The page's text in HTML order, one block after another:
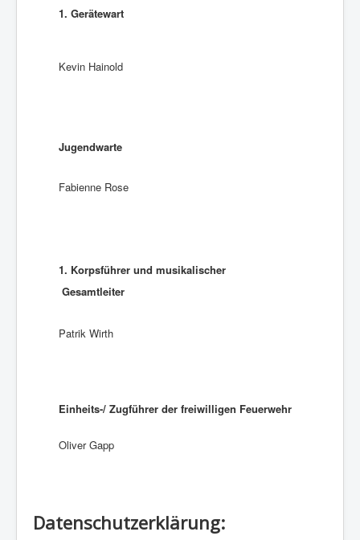
1. Gerätewart
Kevin Hainold
Jugendwarte
Fabienne Rose
1. Korpsführer und musikalischer
Gesamtleiter
Patrik Wirth
Einheits-/ Zugführer der freiwilligen Feuerwehr
Oliver Gapp
Datenschutzerklärung: